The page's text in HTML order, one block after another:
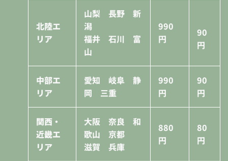
北陸エ
リア
山梨 長野 新
潟
福井 石川 富
山
990
円
90
円
中部エ
リア
愛知 岐阜 静
岡 三重
990
円
90
円
関西・
近畿エ
リア
大阪 奈良 和
歌山 京都
滋賀 兵庫
880
円
80
円